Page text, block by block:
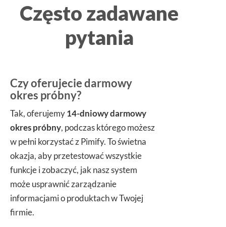
Często zadawane
pytania
Czy oferujecie darmowy
okres próbny?
Tak, oferujemy14-dniowy darmowy
okres próbny, podczas którego możesz
w pełni korzystać z Pimify. To świetna
okazja, aby przetestować wszystkie
funkcje i zobaczyć, jak nasz system
może usprawnić zarządzanie
informacjami o produktach w Twojej
firmie.